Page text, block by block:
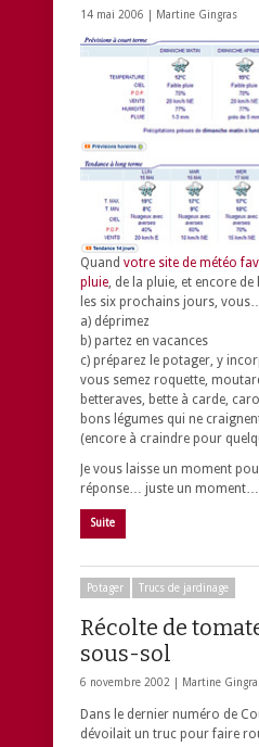
14 mai 2006 | Martine Gingras
Quand votre site de météo
pluie, de la pluie, et encore
les six prochains jours,
a) déprimez
b) partez en vacances
c) préparez le potager, y
vous semez roquette,
betteraves, bette à carde,
bons légumes qui ne
(encore à craindre pour
Je vous laisse un moment
réponse… juste un moment…
Suite
Potager Trucs de jardinage
Récolte de
sous-sol
6 novembre 2002 | Martine
Dans le dernier numéro de
dévoilait un truc pour faire